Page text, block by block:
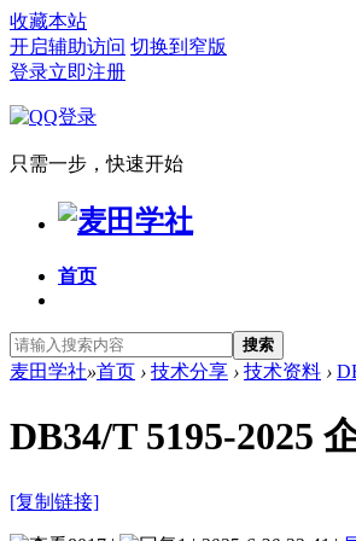
收藏本站
开启辅助访问 切换到窄版
登录立即注册
只需一步，快速开始
首页
搜索
麦田学社»首页 › 技术分享 › 技术资料 ›
DB34/T 5195-2025
[复制链接]